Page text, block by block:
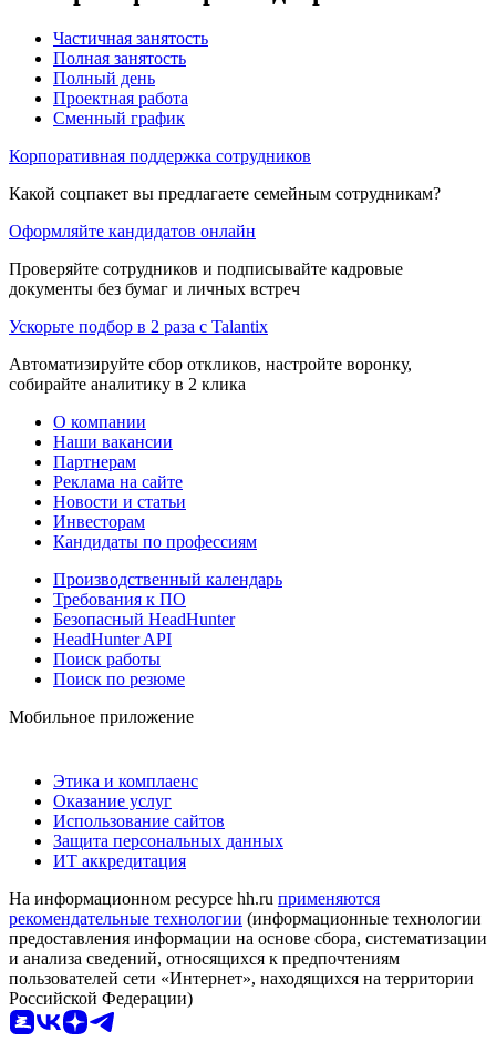
Частичная занятость
Полная занятость
Полный день
Проектная работа
Сменный график
Корпоративная поддержка сотрудников
Какой соцпакет вы предлагаете семейным сотрудникам?
Оформляйте кандидатов онлайн
Проверяйте сотрудников и подписывайте кадровые
документы без бумаг и личных встреч
Ускорьте подбор в 2 раза с Talantix
Автоматизируйте сбор откликов, настройте воронку,
собирайте аналитику в 2 клика
О компании
Наши вакансии
Партнерам
Реклама на сайте
Новости и статьи
Инвесторам
Кандидаты по профессиям
Производственный календарь
Требования к ПО
Безопасный HeadHunter
HeadHunter API
Поиск работы
Поиск по резюме
Мобильное приложение
Этика и комплаенс
Оказание услуг
Использование сайтов
Защита персональных данных
ИТ аккредитация
На информационном ресурсе hh.ru применяются
рекомендательные технологии (информационные технологии
предоставления информации на основе сбора, систематизации
и анализа сведений, относящихся к предпочтениям
пользователей сети «Интернет», находящихся на территории
Российской Федерации)